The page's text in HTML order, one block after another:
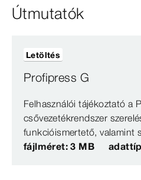
Útmutatók
Profipress G
Felhasználói tájékoztató a
csővezetékrendszer
funkcióismertető, valamint
fájlméret: 3 MB
Letöltés